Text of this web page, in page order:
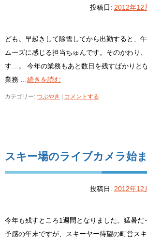
投稿日: 2012年12
ども。早起きして除雪してから出勤すると、
ムーズに感じる担当ちゅんです。そのかわり
す…。 今年の業務もあと数日を残すばかりと
業務 … 続きを読む
カテゴリー: つぶやき コメントする
スキー場のライブカメラ始
投稿日: 2012年12
今年も残すところ1週間となりました。猛暑だ
予感の年末ですが、スキーヤー待望の町営ス